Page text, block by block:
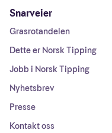
Snarveier
Grasrotandelen
Dette er Norsk Tipping
Jobb i Norsk Tipping
Nyhetsbrev
Presse
Kontakt oss